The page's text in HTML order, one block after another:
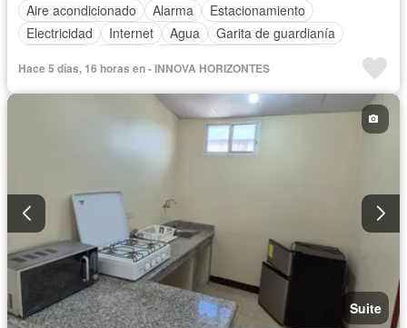
Aire acondicionado
Alarma
Estacionamiento
Electricidad
Internet Agua
Garita de guardianía
Hace 5 días, 16 horas en - INNOVA HORIZONTES
Suite